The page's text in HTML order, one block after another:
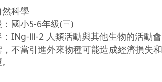
科學
國小5-6年級(三)
：INg-Ⅲ-2 人類活動與其他生物的活動會
不當引進外來物種可能造成經濟損失和